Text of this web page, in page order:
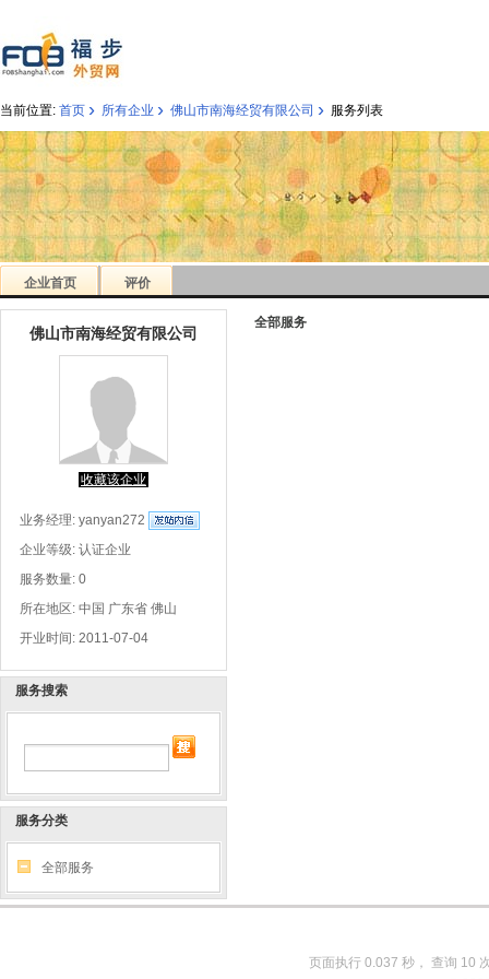
当前位置: 首页 › 所有企业 › 佛山市南海经贸有限公司 › 服务列表
企业首页 评价
佛山市南海经贸有限公司
收藏该企业
业务经理: yanyan272
企业等级: 认证企业
服务数量: 0
所在地区: 中国 广东省 佛山
开业时间: 2011-07-04
服务搜索
服务分类
全部服务
全部服务
页面执行 0.037 秒， 查询 10